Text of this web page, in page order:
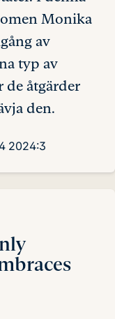
Monika
av
typ av
åtgärder
den.
2024:3